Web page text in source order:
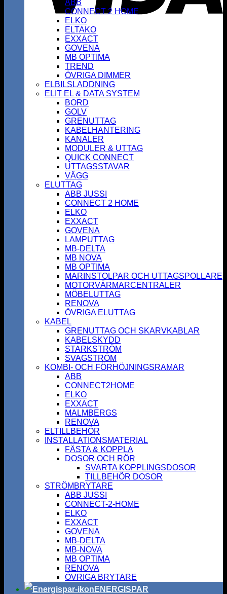
ABB
CONNECT 2 HOME
ELKO
ELTAKO
EXXACT
GOVENA
MB OPTIMA
TREND
ÖVRIGA DIMMER
ELBILSLADDNING
ELIT EL & DATA SYSTEM
BORD
GOLV
GRENUTTAG
KABELHANTERING
KANALER
MODULER & UTTAG
QUICK CONNECT
UTTAGSSTAVAR
VÄGG
ELUTTAG
ABB JUSSI
CONNECT 2 HOME
ELKO
EXXACT
GOVENA
LAMPUTTAG
MB-DELTA
MB NOVA
MB OPTIMA
MARINSTOLPAR OCH UTTAGSPOLLARE
MOTORVÄRMARCENTRALER
MÖBELUTTAG
RENOVA
ÖVRIGA ELUTTAG
KABEL
GRENUTTAG OCH SKARVKABLAR
KABELSKYDD
STARKSTRÖM
SVAGSTRÖM
KOMBI- OCH FÖRHÖJNINGSRAMAR
ABB
CONNECT2HOME
ELKO
EXXACT
MALMBERGS
RENOVA
ELTILLBEHÖR
INSTALLATIONSMATERIAL
FÄSTA & KOPPLA
DOSOR OCH RÖR
SVARTA KOPPLINGSDOSOR
TILLBEHÖR DOSOR
STRÖMBRYTARE
ABB JUSSI
CONNECT-2-HOME
ELKO
EXXACT
GOVENA
MB-DELTA
MB-NOVA
MB OPTIMA
RENOVA
ÖVRIGA BRYTARE
ENERGISPAR